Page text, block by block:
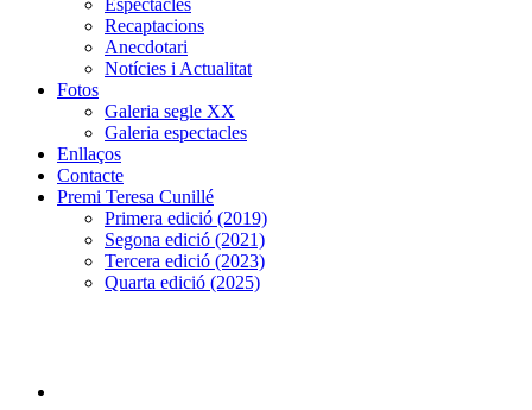
Recaptacions
Anecdotari
Notícies i Actualitat
Fotos
Galeria segle XX
Galeria espectacles
Enllaços
Contacte
Premi Teresa Cunillé
Primera edició (2019)
Segona edició (2021)
Tercera edició (2023)
Quarta edició (2025)